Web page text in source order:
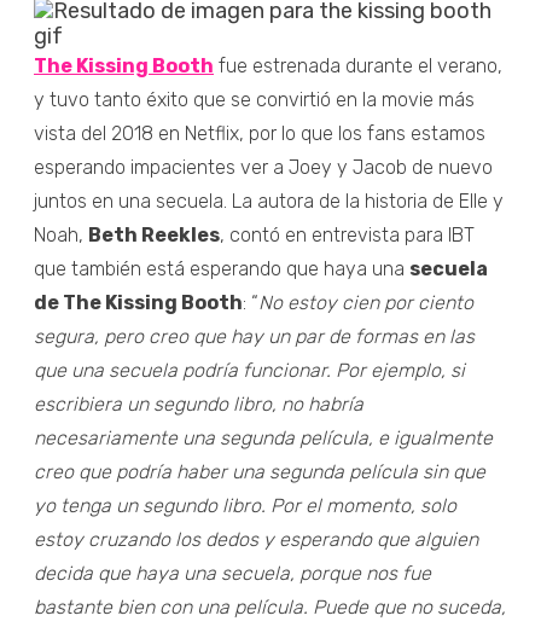
The Kissing Booth fue estrenada durante el verano,
y tuvo tanto éxito que se convirtió en la movie más
vista del 2018 en Netflix, por lo que los fans estamos
esperando impacientes ver a Joey y Jacob de nuevo
juntos en una secuela. La autora de la historia de Elle y
Noah, Beth Reekles, contó en entrevista para IBT
que también está esperando que haya una secuela
de The Kissing Booth: “No estoy cien por ciento
segura, pero creo que hay un par de formas en las
que una secuela podría funcionar. Por ejemplo, si
escribiera un segundo libro, no habría
necesariamente una segunda película, e igualmente
creo que podría haber una segunda película sin que
yo tenga un segundo libro. Por el momento, solo
estoy cruzando los dedos y esperando que alguien
decida que haya una secuela, porque nos fue
bastante bien con una película. Puede que no suceda,